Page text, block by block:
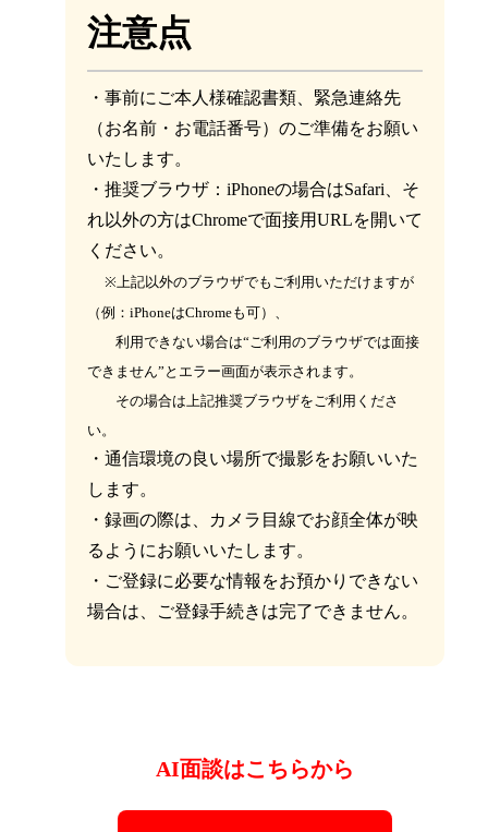
注意点
・事前にご本人様確認書類、緊急連絡先
（お名前・お電話番号）のご準備をお願い
いたします。
・推奨ブラウザ：iPhoneの場合はSafari、そ
れ以外の方はChromeで面接用URLを開いて
ください。
※上記以外のブラウザでもご利用いただけますが
（例：iPhoneはChromeも可）、
利用できない場合は“ご利用のブラウザでは面接
できません”とエラー画面が表示されます。
その場合は上記推奨ブラウザをご利用くださ
い。
・通信環境の良い場所で撮影をお願いいた
します。
・録画の際は、カメラ目線でお顔全体が映
るようにお願いいたします。
・ご登録に必要な情報をお預かりできない
場合は、ご登録手続きは完了できません。
AI面談はこちらから